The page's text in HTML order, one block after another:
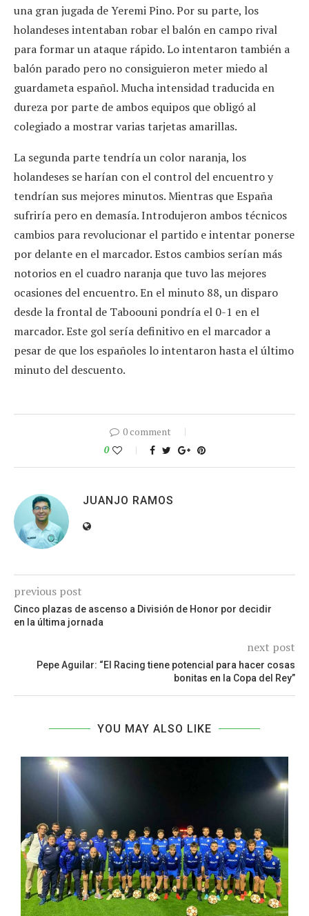
una gran jugada de Yeremi Pino. Por su parte, los
holandeses intentaban robar el balón en campo rival
para formar un ataque rápido. Lo intentaron también a
balón parado pero no consiguieron meter miedo al
guardameta español. Mucha intensidad traducida en
dureza por parte de ambos equipos que obligó al
colegiado a mostrar varias tarjetas amarillas.
La segunda parte tendría un color naranja, los
holandeses se harían con el control del encuentro y
tendrían sus mejores minutos. Mientras que España
sufriría pero en demasía. Introdujeron ambos técnicos
cambios para revolucionar el partido e intentar ponerse
por delante en el marcador. Estos cambios serían más
notorios en el cuadro naranja que tuvo las mejores
ocasiones del encuentro. En el minuto 88, un disparo
desde la frontal de Taboouni pondría el 0-1 en el
marcador. Este gol sería definitivo en el marcador a
pesar de que los españoles lo intentaron hasta el último
minuto del descuento.
0 comment
0
JUANJO RAMOS
previous post
Cinco plazas de ascenso a División de Honor por decidir
en la última jornada
next post
Pepe Aguilar: “El Racing tiene potencial para hacer cosas
bonitas en la Copa del Rey”
YOU MAY ALSO LIKE